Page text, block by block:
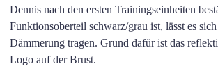
Dennis nach den ersten Trainingseinheiten
Funktionsoberteil schwarz/grau ist, lässt es
Dämmerung tragen. Grund dafür ist das
Logo auf der Brust.